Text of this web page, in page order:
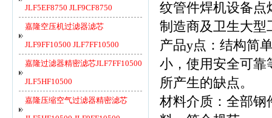
JLF5EF8750 JLF9CF8750
嘉隆空压机过滤器滤芯
JLF9FF10500 JLF7FF10500
嘉隆过滤器精密滤芯JLF7FF10500
JLF5HF10500
嘉隆压缩空气过滤器精密滤芯
纹管件焊机设备点
制造商及卫生大型
产品y点：结构简
小，使用安全可靠
所产生的缺点。
材料介质：全部钢